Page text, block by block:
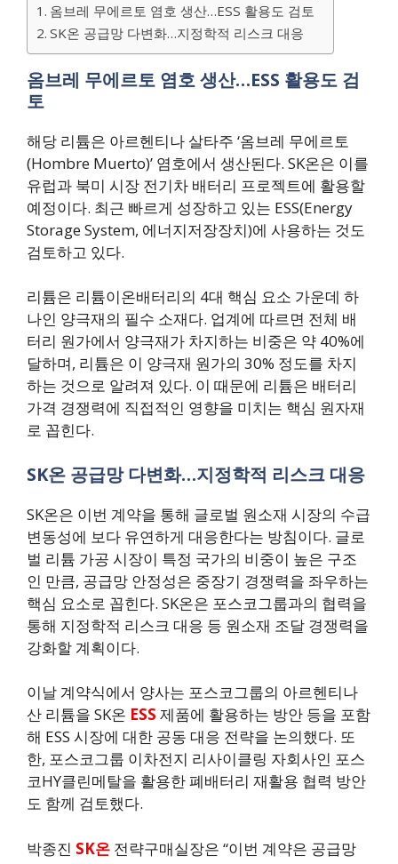
옴브레 무에르토 염호 생산…ESS 활용도 검토
SK온 공급망 다변화…지정학적 리스크 대응
옴브레 무에르토 염호 생산…ESS 활용도 검
토
해당 리튬은 아르헨티나 살타주 ‘옴브레 무에르토
(Hombre Muerto)’ 염호에서 생산된다. SK온은 이를
유럽과 북미 시장 전기차 배터리 프로젝트에 활용할
예정이다. 최근 빠르게 성장하고 있는 ESS(Energy
Storage System, 에너지저장장치)에 사용하는 것도
검토하고 있다.
리튬은 리튬이온배터리의 4대 핵심 요소 가운데 하
나인 양극재의 필수 소재다. 업계에 따르면 전체 배
터리 원가에서 양극재가 차지하는 비중은 약 40%에
달하며, 리튬은 이 양극재 원가의 30% 정도를 차지
하는 것으로 알려져 있다. 이 때문에 리튬은 배터리
가격 경쟁력에 직접적인 영향을 미치는 핵심 원자재
로 꼽힌다.
SK온 공급망 다변화…지정학적 리스크 대응
SK온은 이번 계약을 통해 글로벌 원소재 시장의 수급
변동성에 보다 유연하게 대응한다는 방침이다. 글로
벌 리튬 가공 시장이 특정 국가의 비중이 높은 구조
인 만큼, 공급망 안정성은 중장기 경쟁력을 좌우하는
핵심 요소로 꼽힌다. SK온은 포스코그룹과의 협력을
통해 지정학적 리스크 대응 등 원소재 조달 경쟁력을
강화할 계획이다.
이날 계약식에서 양사는 포스코그룹의 아르헨티나
산 리튬을 SK온 ESS 제품에 활용하는 방안 등을 포함
해 ESS 시장에 대한 공동 대응 전략을 논의했다. 또
한, 포스코그룹 이차전지 리사이클링 자회사인 포스
코HY클린메탈을 활용한 폐배터리 재활용 협력 방안
도 함께 검토했다.
박종진 SK온 전략구매실장은 “이번 계약은 공급망